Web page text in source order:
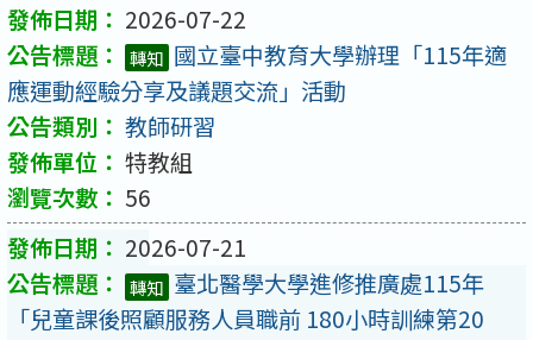
2026-07-22
轉知 國立臺中教育大學辦理「115年適
應運動經驗分享及議題交流」活動
教師研習
特教組
56
2026-07-21
轉知 臺北醫學大學進修推廣處115年
「兒童課後照顧服務人員職前 180小時訓練第20